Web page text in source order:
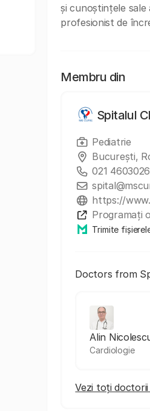
și cunoștințele
profesionist de
Membru din
Spitalul
Pediatrie
Bucureşti,
021 4603026
https://
Programați
Trimite
Doctors from
Alin
Cardiologie
Vezi toți doctorii